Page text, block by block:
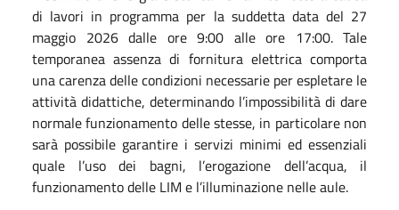
di lavori in programma per la suddetta data del 27
maggio 2026 dalle ore 9:00 alle ore 17:00. Tale
temporanea assenza di fornitura elettrica comporta
una carenza delle condizioni necessarie per espletare le
attività didattiche, determinando l’impossibilità di dare
normale funzionamento delle stesse, in particolare non
sarà possibile garantire i servizi minimi ed essenziali
quale l’uso dei bagni, l’erogazione dell’acqua, il
funzionamento delle LIM e l’illuminazione nelle aule.